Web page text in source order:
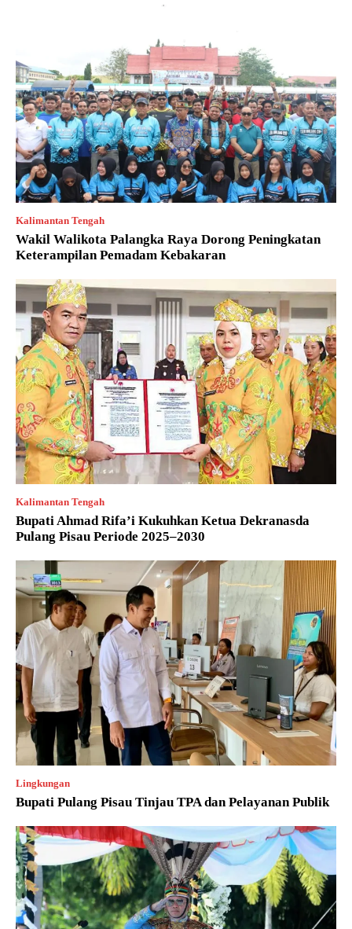
Kalimantan Tengah
Wakil Walikota Palangka Raya Dorong Peningkatan
Keterampilan Pemadam Kebakaran
Kalimantan Tengah
Bupati Ahmad Rifa’i Kukuhkan Ketua Dekranasda
Pulang Pisau Periode 2025–2030
Lingkungan
Bupati Pulang Pisau Tinjau TPA dan Pelayanan Publik